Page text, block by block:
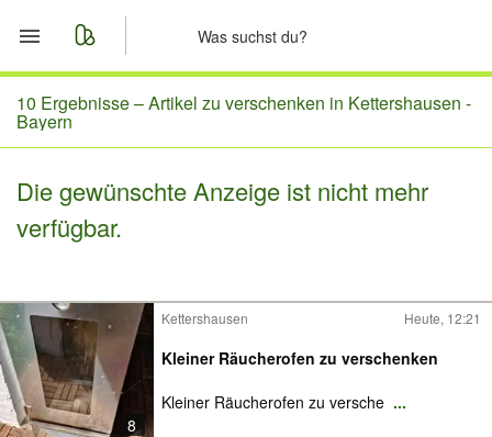
Start
Merkliste
Nachrichten
10 Ergebnisse –Artikel zu verschenken in Kettershausen -
Bayern
Die gewünschte Anzeige ist nicht mehr
verfügbar.
8
Kettershausen Heute, 12:21
Kleiner Räucherofen zu verschenken
Kleiner Räucherofen zu versche ...